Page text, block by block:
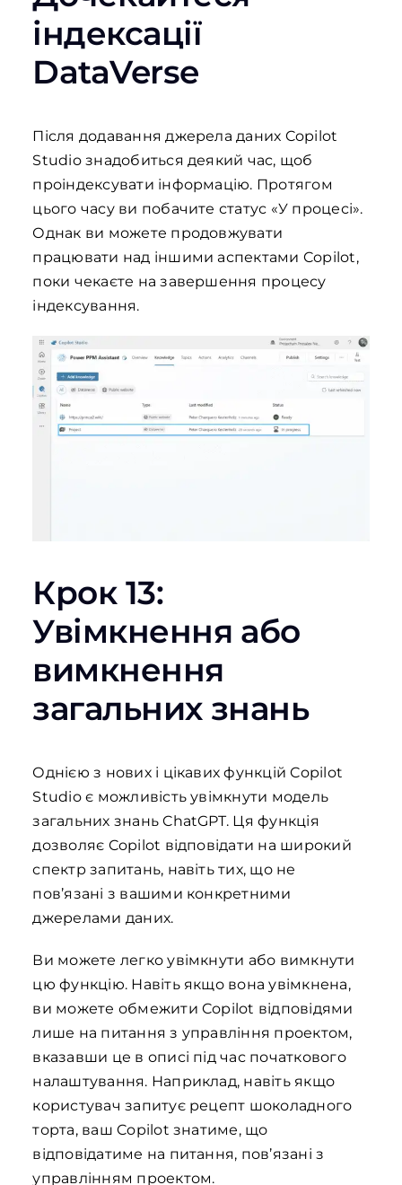
індексації
DataVerse
Після додавання джерела даних Copilot
Studio знадобиться деякий час, щоб
проіндексувати інформацію. Протягом
цього часу ви побачите статус «У процесі».
Однак ви можете продовжувати
працювати над іншими аспектами Copilot,
поки чекаєте на завершення процесу
індексування.
Крок 13:
Увімкнення або
вимкнення
загальних знань
Однією з нових і цікавих функцій Copilot
Studio є можливість увімкнути модель
загальних знань ChatGPT. Ця функція
дозволяє Copilot відповідати на широкий
спектр запитань, навіть тих, що не
пов’язані з вашими конкретними
джерелами даних.
Ви можете легко увімкнути або вимкнути
цю функцію. Навіть якщо вона увімкнена,
ви можете обмежити Copilot відповідями
лише на питання з управління проектом,
вказавши це в описі під час початкового
налаштування. Наприклад, навіть якщо
користувач запитує рецепт шоколадного
торта, ваш Copilot знатиме, що
відповідатиме на питання, пов’язані з
управлінням проектом.